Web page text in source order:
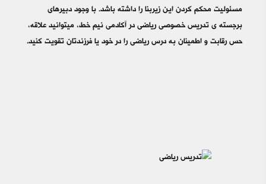
مسئولیت محکم کردن این زیربنا را داشته باشد. با وجود دبیرهای
برجسته ی تدریس خصوصی ریاضی در آکادمی نیم خط، میتوانید علاقه،
حس رقابت و اطمینان به درس ریاضی را در خود یا فرزندتان تقویت کنید.